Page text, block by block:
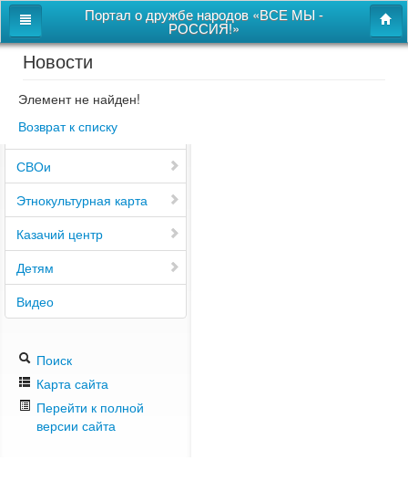
Портал о дружбе народов «ВСЕ МЫ -
РОССИЯ!»
Главная
Дом дружбы народов
Новости
СВОи
Этнокультурная карта
Казачий центр
Детям
Видео
Поиск
Карта сайта
Перейти к полной
версии сайта
Новости
Элемент не найден!
Возврат к списку